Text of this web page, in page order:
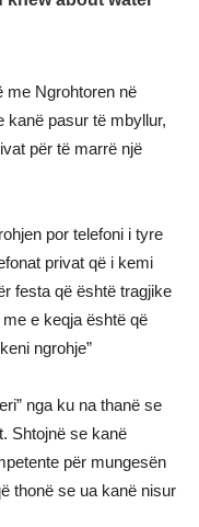
me Ngrohtoren në
kanë pasur të mbyllur,
për të marrë një
por telefoni i tyre
privat që i kemi
festa që është tragjike
e keqja është që
ngrohje”
nga ku na thanë se
Shtojnë se kanë
për mungesën
thonë se ua kanë nisur